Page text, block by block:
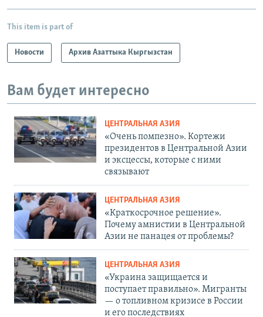
This item is part of
Новости Архив Азаттыка Кыргызстан
Вам будет интересно
ЦЕНТРАЛЬНАЯ АЗИЯ
«Очень помпезно». Кортежи
президентов в Центральной Азии
и эксцессы, которые с ними
связывают
ЦЕНТРАЛЬНАЯ АЗИЯ
«Краткосрочное решение».
Почему амнистии в Центральной
Азии не панацея от проблемы?
ЦЕНТРАЛЬНАЯ АЗИЯ
«Украина защищается и
поступает правильно». Мигранты
— о топливном кризисе в России
и его последствиях